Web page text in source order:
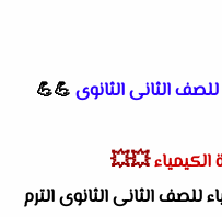
للصف الثانى الثانوى 💪💪
الكيمياء💥💥
للصف الثانى الثانوى الترم